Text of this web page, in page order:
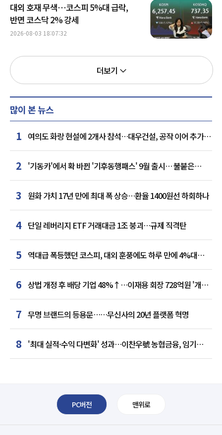
대외 호재 무색…코스피 5%대 급락,
반면 코스닥 2% 강세
2026-08-03 18:07:32
더보기
많이 본 뉴스
1 여의도 화랑 현설에 2개사 참석…대우건설, 공작 이어 추가
거점 확보하나
2 '기동카'에서 확 바뀐 '기후동행패스' 9월 출시… 불붙은
카드사 경쟁
3 원화 가치 17년 만에 최대 폭 상승…환율 1400원선 하회하나
4 단일 레버리지 ETF 거래대금 1조 붕괴…규제 직격탄
5 역대급 폭등했던 코스피, 대외 훈풍에도 하루 만에 4%대
급락
6 상법 개정 후 배당 기업 48%↑…이재용 회장 728억원 '개인
최다'
7 무명 브랜드의 등용문……무신사의 20년 플랫폼 혁명
8 '최대 실적·수익 다변화' 성과…이찬우號 농협금융, 임기
말년 성장 박차
PC버전 맨위로